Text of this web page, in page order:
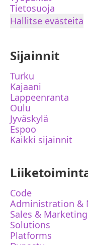
Tietosuoja
Hallitse evästeitä
Sijainnit
Turku
Kajaani
Lappeenranta
Oulu
Jyväskylä
Espoo
Kaikki sijainnit
Code
Administration &
Sales & Marketing
Solutions
Platforms